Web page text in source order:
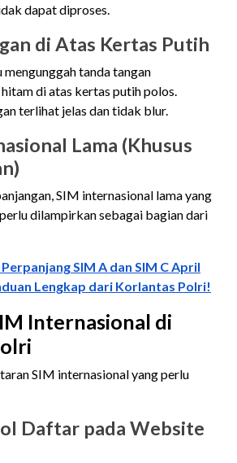
dapat diproses.
di Atas Kertas Putih
mengunggah tanda tangan
di atas kertas putih polos.
terlihat jelas dan tidak blur.
Lama (Khusus
SIM internasional lama yang
dilampirkan sebagai bagian dari
SIM A dan SIM C April
Lengkap dari Korlantas Polri!
Internasional di
SIM internasional yang perlu
Daftar pada Website